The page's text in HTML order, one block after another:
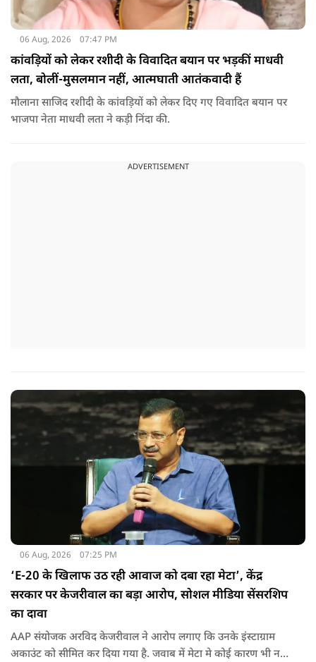
06 Aug, 2026 07:47 PM
कांवड़ियों को लेकर रशीदी के विवादित बयान पर भड़कीं माधवी
लता, बोलीं-मुसलमान नहीं, आत्मघाती आतंकवादी हैं
मौलाना साजिद रशीदी के कांवड़ियों को लेकर दिए गए विवादित बयान पर
भाजपा नेता माधवी लता ने कड़ी निंदा की.
ADVERTISEMENT
06 Aug, 2026 07:25 PM
‘E-20 के खिलाफ उठ रही आवाज को दबा रहा मेटा’, केंद्र
सरकार पर केजरीवाल का बड़ा आरोप, सोशल मीडिया सेंसरशिप
का दावा
AAP संयोजक अरविद केजरीवाल ने आरोप लगाए कि उनके इंस्टाग्राम
अकाउंट को सीमित कर दिया गया है. जवाब में मेटा मे कोई कारण भी नहीं